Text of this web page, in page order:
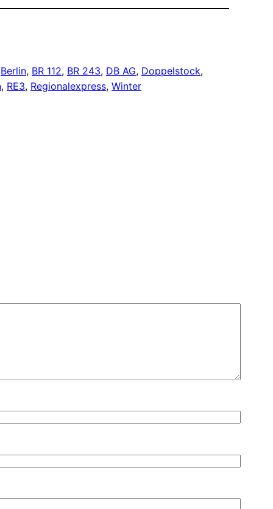
Berlin, BR 112, BR 243, DB AG, Doppelstock
, RE3, Regionalexpress, Winter